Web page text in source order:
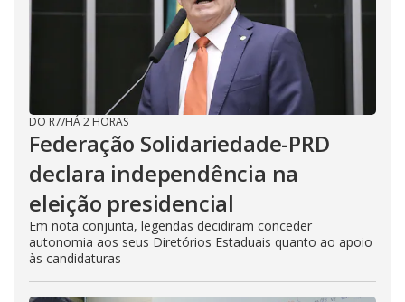
DO R7/HÁ 2 HORAS
Federação Solidariedade-PRD
declara independência na
eleição presidencial
Em nota conjunta, legendas decidiram conceder
autonomia aos seus Diretórios Estaduais quanto ao apoio
às candidaturas